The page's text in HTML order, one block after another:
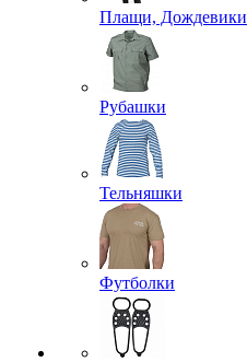
Плащи, Дождевики
Рубашки
Тельняшки
Футболки